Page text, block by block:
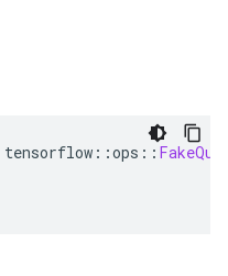
tensorflow ::ops ::